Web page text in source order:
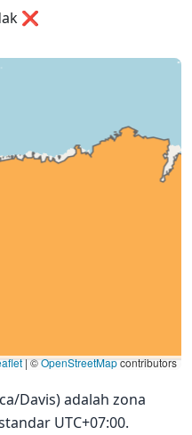
❌
|©OpenStreetMapcontributors
Davis) adalah zona
UTC+07:00.